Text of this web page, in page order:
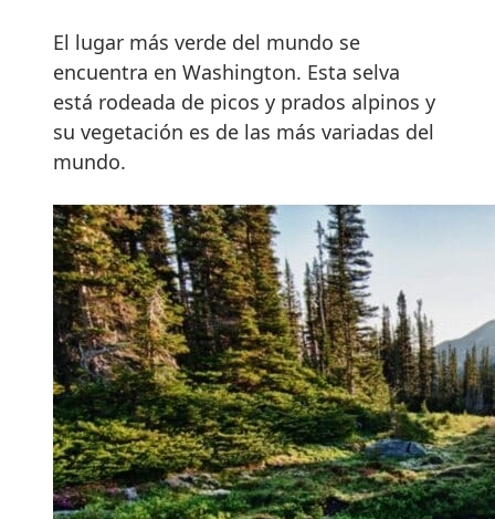
El lugar más verde del mundo se
encuentra en Washington. Esta selva
está rodeada de picos y prados alpinos y
su vegetación es de las más variadas del
mundo.